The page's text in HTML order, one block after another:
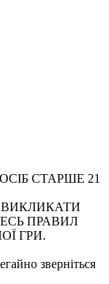
СТАРШЕ 21
ВИКЛИКАТИ
ПРАВИЛ
ГРИ.
зверніться